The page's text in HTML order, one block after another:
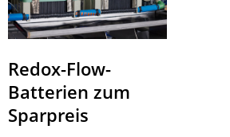
Redox-Flow-
Batterien zum
Sparpreis